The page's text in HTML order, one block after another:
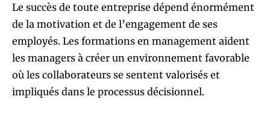
Le succès de toute entreprise dépend énormément
de la motivation et de l’engagement de ses
employés. Les formations en management aident
les managers à créer un environnement favorable
où les collaborateurs se sentent valorisés et
impliqués dans le processus décisionnel.